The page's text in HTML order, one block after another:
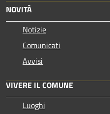
NOVITÀ
Notizie
Comunicati
Avvisi
VIVERE IL COMUNE
Luoghi